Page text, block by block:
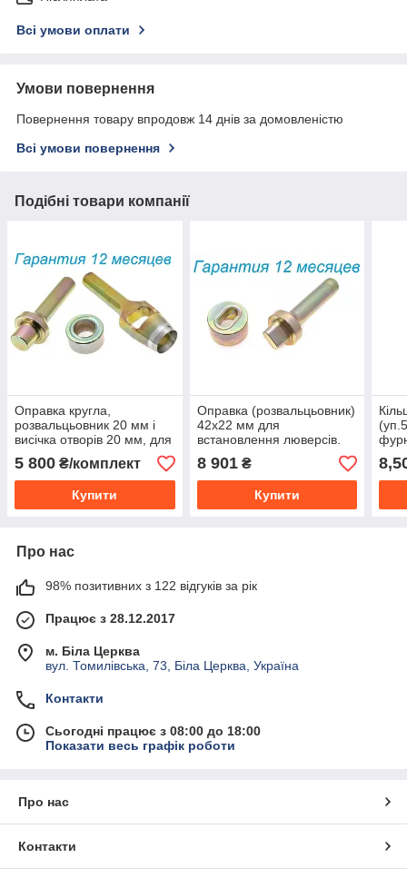
Всі умови оплати
Умови повернення
Повернення товару впродовж 14 днів за домовленістю
Всі умови повернення
Подібні товари компанії
Оправка кругла,
розвальцьовник 20 мм і
висічка отворів 20 мм, для
встановлення люверсів.
Інструмент. Установник
5 800 ₴/комплект
Купити
Оправка (розвальцьовник)
42х22 мм для
встановлення люверсів.
8 901₴
Купити
Про нас
98% позитивних з 122 відгуків за рік
Працює з 28.12.2017
м. Біла Церква
вул. Томилівська, 73, Біла Церква, Україна
Контакти
Сьогодні працює з 08:00 до 18:00
Показати весь графік роботи
Про нас
Контакти